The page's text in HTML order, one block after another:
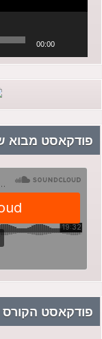
00:00
פודקאסט מבוא
פודקאסט הקורס